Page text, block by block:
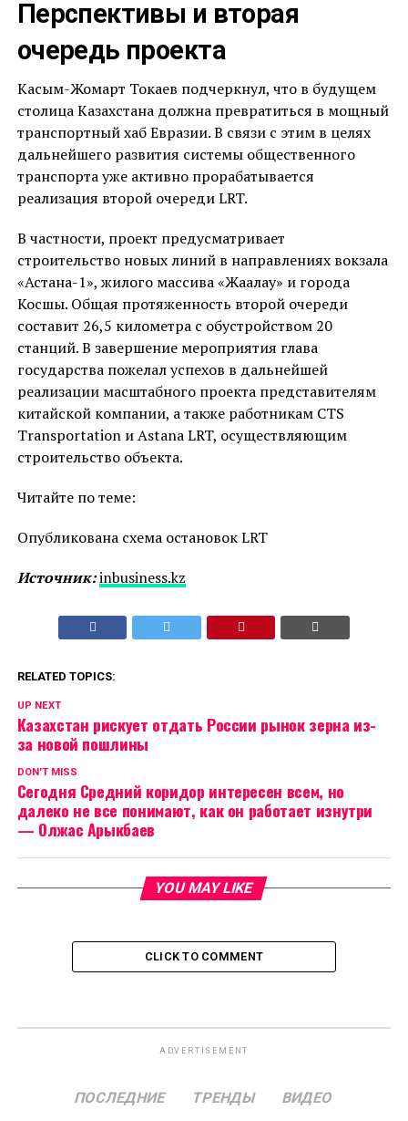
Перспективы и вторая
очередь проекта
Касым-Жомарт Токаев подчеркнул, что в будущем
столица Казахстана должна превратиться в мощный
транспортный хаб Евразии. В связи с этим в целях
дальнейшего развития системы общественного
транспорта уже активно прорабатывается
реализация второй очереди LRT.
В частности, проект предусматривает
строительство новых линий в направлениях вокзала
«Астана-1», жилого массива «Жағалау» и города
Косшы. Общая протяженность второй очереди
составит 26,5 километра с обустройством 20
станций. В завершение мероприятия глава
государства пожелал успехов в дальнейшей
реализации масштабного проекта представителям
китайской компании, а также работникам CTS
Transportation и Astana LRT, осуществляющим
строительство объекта.
Читайте по теме:
Опубликована схема остановок LRT
Источник:inbusiness.kz
RELATED TOPICS:
UP NEXT
Казахстан рискует отдать России рынок зерна из-
за новой пошлины
DON'T MISS
Сегодня Средний коридор интересен всем, но
далеко не все понимают, как он работает изнутри
— Олжас Арыкбаев
YOU MAY LIKE
CLICK TO COMMENT
ADVERTISEMENT
ПОСЛЕДНИЕ ТРЕНДЫ ВИДЕО